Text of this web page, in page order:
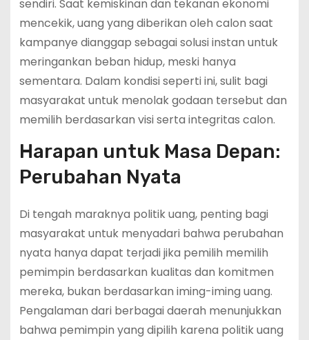
sendiri. Saat kemiskinan dan tekanan ekonomi
mencekik, uang yang diberikan oleh calon saat
kampanye dianggap sebagai solusi instan untuk
meringankan beban hidup, meski hanya
sementara. Dalam kondisi seperti ini, sulit bagi
masyarakat untuk menolak godaan tersebut dan
memilih berdasarkan visi serta integritas calon.
Harapan untuk Masa Depan:
Perubahan Nyata
Di tengah maraknya politik uang, penting bagi
masyarakat untuk menyadari bahwa perubahan
nyata hanya dapat terjadi jika pemilih memilih
pemimpin berdasarkan kualitas dan komitmen
mereka, bukan berdasarkan iming-iming uang.
Pengalaman dari berbagai daerah menunjukkan
bahwa pemimpin yang dipilih karena politik uang